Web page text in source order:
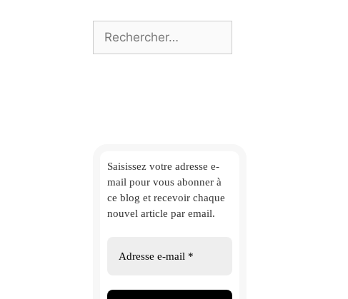
Rechercher :
Saisissez votre adresse e-
mail pour vous abonner à
ce blog et recevoir chaque
nouvel article par email.